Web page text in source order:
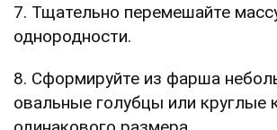
7. Тщательно перемешайте
однородности.
8. Сформируйте из фарша
овальные голубцы или круглые